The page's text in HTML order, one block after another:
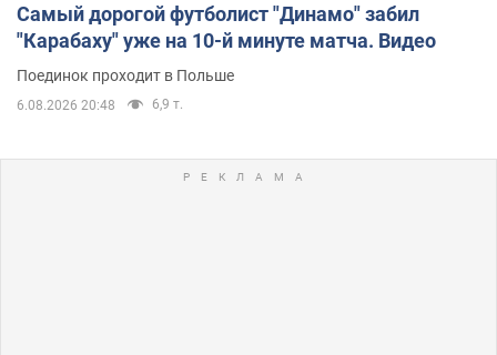
Самый дорогой футболист "Динамо" забил
"Карабаху" уже на 10-й минуте матча. Видео
Поединок проходит в Польше
6.08.2026 20:48 6,9 т.